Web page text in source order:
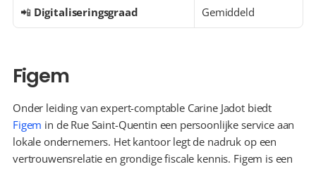
📲 Digitaliseringsgraad Gemiddeld
Figem
Figem in de Rue Saint-Quentin een persoonlijke service aan
lokale ondernemers. Het kantoor legt de nadruk op een
vertrouwensrelatie en grondige fiscale kennis. Figem is een